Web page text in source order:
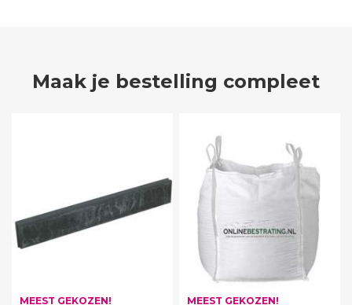
Maak je bestelling compleet
MEEST GEKOZEN! MEEST GEKOZEN!